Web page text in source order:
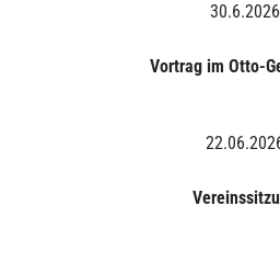
30.6.2026
Vortrag im Otto-